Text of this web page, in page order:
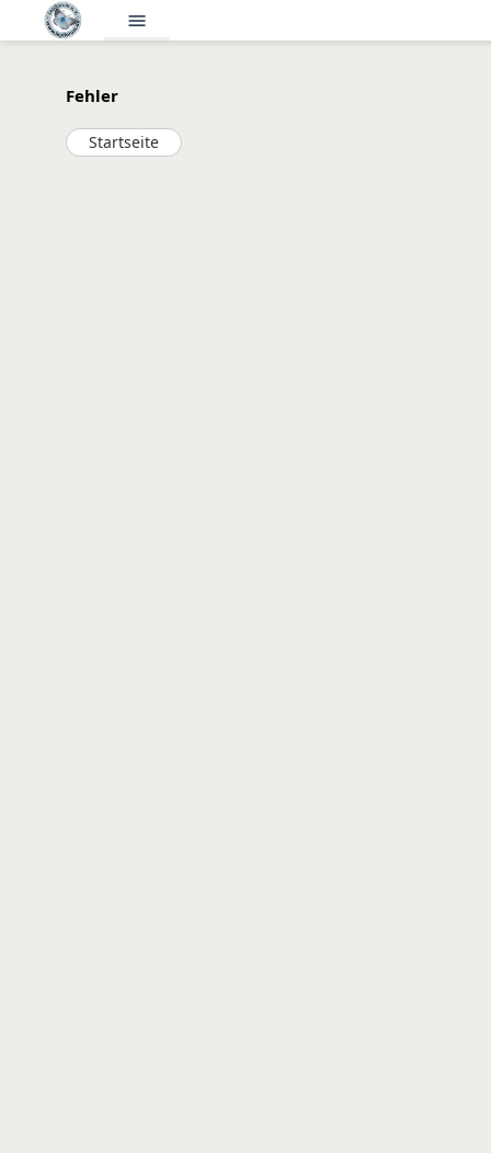
menu
Fehler
Startseite